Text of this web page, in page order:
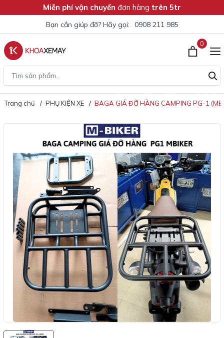
Miễn phí vận chuyển đơn hàng trên 5tr
Bạn cần giúp đỡ? Hãy gọi: 0908 211 985
0
Trang chủ PHỤ KIỆN XE BAGA GIÁ ĐỠ HÀNG CAMPING PG-1